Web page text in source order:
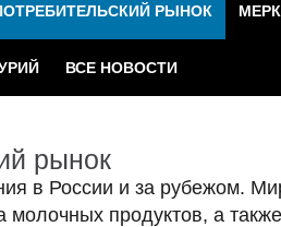
РЫНОК
ВСЕ НОВОСТИ
рынок
в России и за рубежом.
продуктов, а